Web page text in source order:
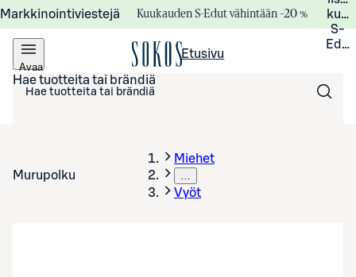
Markkinointiviestejä Kuukauden S-Edut vähintään –20 %
S-
Avaa
valikko
Etusivu
Hae tuotteita tai brändiä
Murupolku
Miehet
…
Vyöt